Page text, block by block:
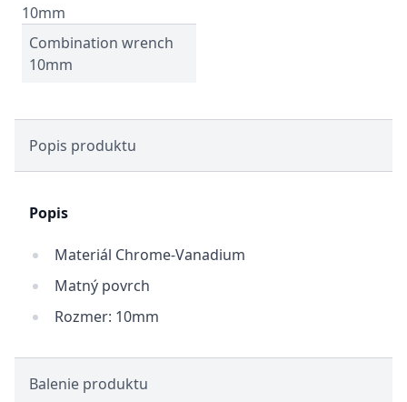
Combination wrench
10mm
Popis produktu
Popis
Materiál Chrome-Vanadium
Matný povrch
Rozmer: 10mm
Balenie produktu